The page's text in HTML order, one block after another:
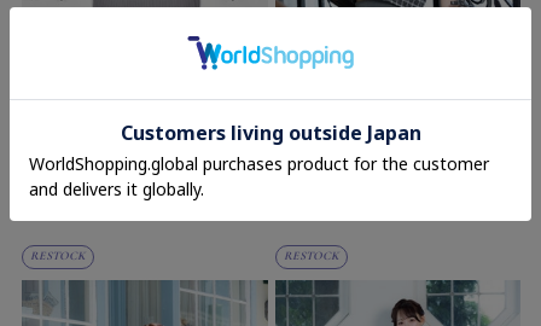
袖リボン襟ブラウス
7,400円(税込)
evelyn
袖リボン襟ブラウス
RESTOCK RESTOCK